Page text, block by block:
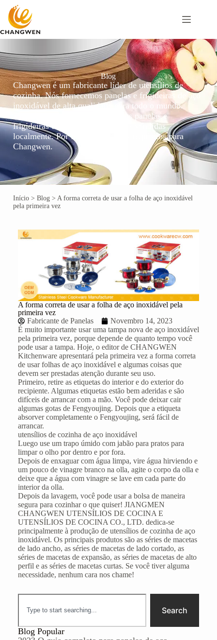
Blog
Changwen é um fabricante líder de utensílios de
cozinha. Nós fornecemos panelas e frigideiras de aço
inoxidável de alta qualidade para todo o mundo.
Também podemos personalizar as panelas e
frigideiras de aço inoxidável mais vendidas
localmente. Por favor, envie seus requisitos para
Changwen.
Início> Blog> A forma correta de usar a folha de aço inoxidável
pela primeira vez
A forma correta de usar a folha de aço inoxidável pela
primeira vez
Fabricante de Panelas
Novembro 14, 2023
É muito importante usar uma tampa nova de aço inoxidável
pela primeira vez, porque depende de quanto tempo você
pode usar a tampa. Hoje, o editor de CHANGWEN
Kitchenware apresentará pela primeira vez a forma correta
de usar folhas de aço inoxidável e algumas coisas que
devem ser prestadas atenção durante seu uso.
Primeiro, retire as etiquetas do interior e do exterior do
recipiente. Algumas etiquetas estão bem aderidas e são
difíceis de arrancar com a mão. Você pode deixar cair
algumas gotas de Fengyoujing. Depois que a etiqueta
absorver completamente o Fengyoujing, será fácil de
arrancar.
utensílios de cozinha de aço inoxidável
Luego use um trapo úmido com jabão para pratos para
limpar o olho por dentro e por fora.
Depois de enxaguar com água limpa, vire água hirviendo e
um pouco de vinagre branco na olla, agite o corpo da olla e
deixe que a água com vinagre se lave em cada parte do
interior da olla.
Depois da lavagem, você pode usar a bolsa de maneira
segura para cozinhar o que quiser! JIANGMEN
CHANGWEN UTENSÍLIOS DE COCINA E
UTENSÍLIOS DE COCINA CO., LTD. dedica-se
principalmente à produção de utensílios de cozinha de aço
inoxidável. Os principais produtos são as séries de macetas
de lado ancho, as séries de macetas de lado cortado, as
séries de macetas de expansão, as séries de macetas de alto
perfil e as séries de macetas curtas. Se você tiver alguma
necessidade, nenhum cara nos chame!
Search
Blog Popular